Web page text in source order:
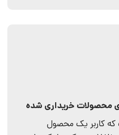
محصولات خریداری شده
کاربر یک محصول